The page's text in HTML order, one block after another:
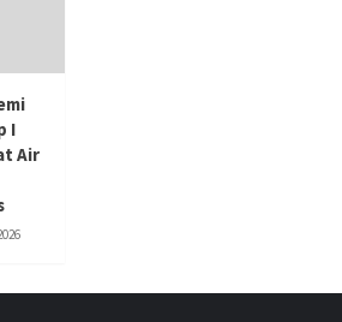
I
Air